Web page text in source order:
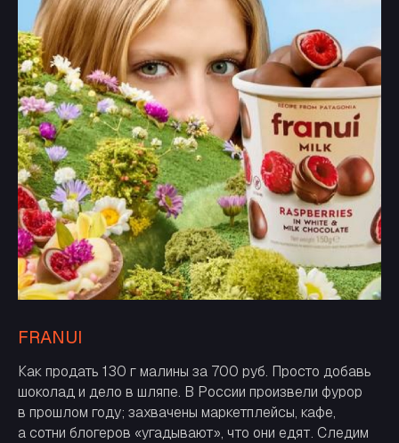
FRANUI
Как продать 130 г малины за 700 руб. Просто добавь
шоколад и дело в шляпе. В России произвели фурор
в прошлом году; захвачены маркетплейсы, кафе,
а сотни блогеров «угадывают», что они едят. Следим